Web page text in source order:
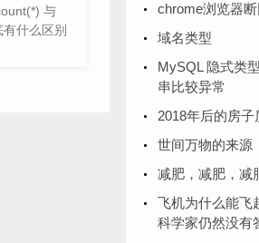
与
什么区别
chrome浏览器
域名类型
MySQL 隐式类
串比较异常
2018年后的房子
世间万物的来源
减肥，减肥，减
飞机为什么能飞
科学家仍然没有